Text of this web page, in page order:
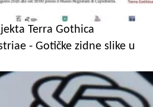
Terra Gothica
- Gotičke zidne slike u